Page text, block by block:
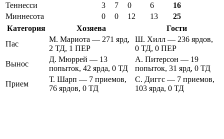
Теннесси
3 7 0 6
16
Миннесота
0 0 12 13
25
Категория
Хозяева
Гости
Пас
М. Мариота — 271 ярд,
2 ТД, 1 ПЕР
Ш. Хилл — 236 ярдов,
0 ТД, 0 ПЕР
Вынос
Д. Мюррей — 13
попыток, 42 ярда, 0 ТД
А. Питерсон — 19
попыток, 31 ярд, 0 ТД
Прием
Т. Шарп — 7 приемов,
76 ярдов, 0 ТД
С. Диггс — 7 приемов,
103 ярда, 0 ТД